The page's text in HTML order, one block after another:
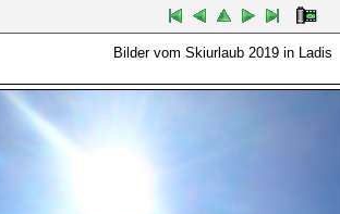
Bilder vom Skiurlaub 2019 in Ladis